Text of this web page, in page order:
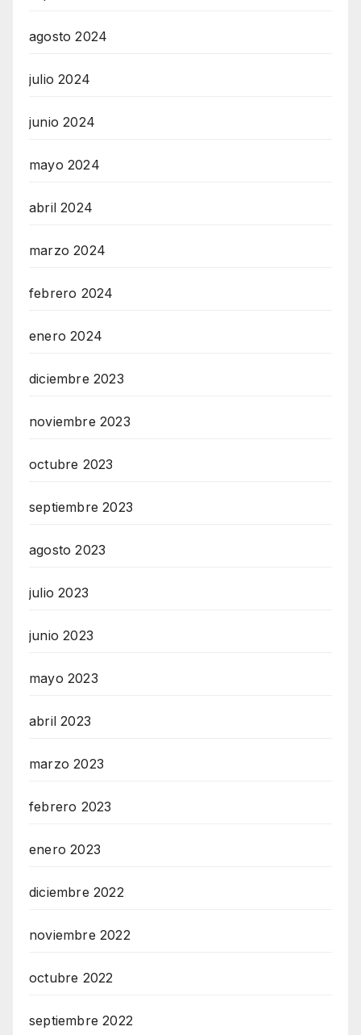
agosto 2024
julio 2024
junio 2024
mayo 2024
abril 2024
marzo 2024
febrero 2024
enero 2024
diciembre 2023
noviembre 2023
octubre 2023
septiembre 2023
agosto 2023
julio 2023
junio 2023
mayo 2023
abril 2023
marzo 2023
febrero 2023
enero 2023
diciembre 2022
noviembre 2022
octubre 2022
septiembre 2022